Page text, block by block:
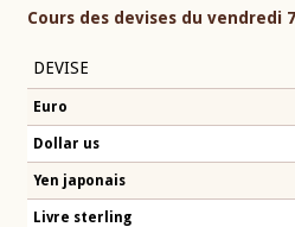
Cours des devises du vendredi
DEVISE
Euro
Dollar us
Yen japonais
Livre sterling